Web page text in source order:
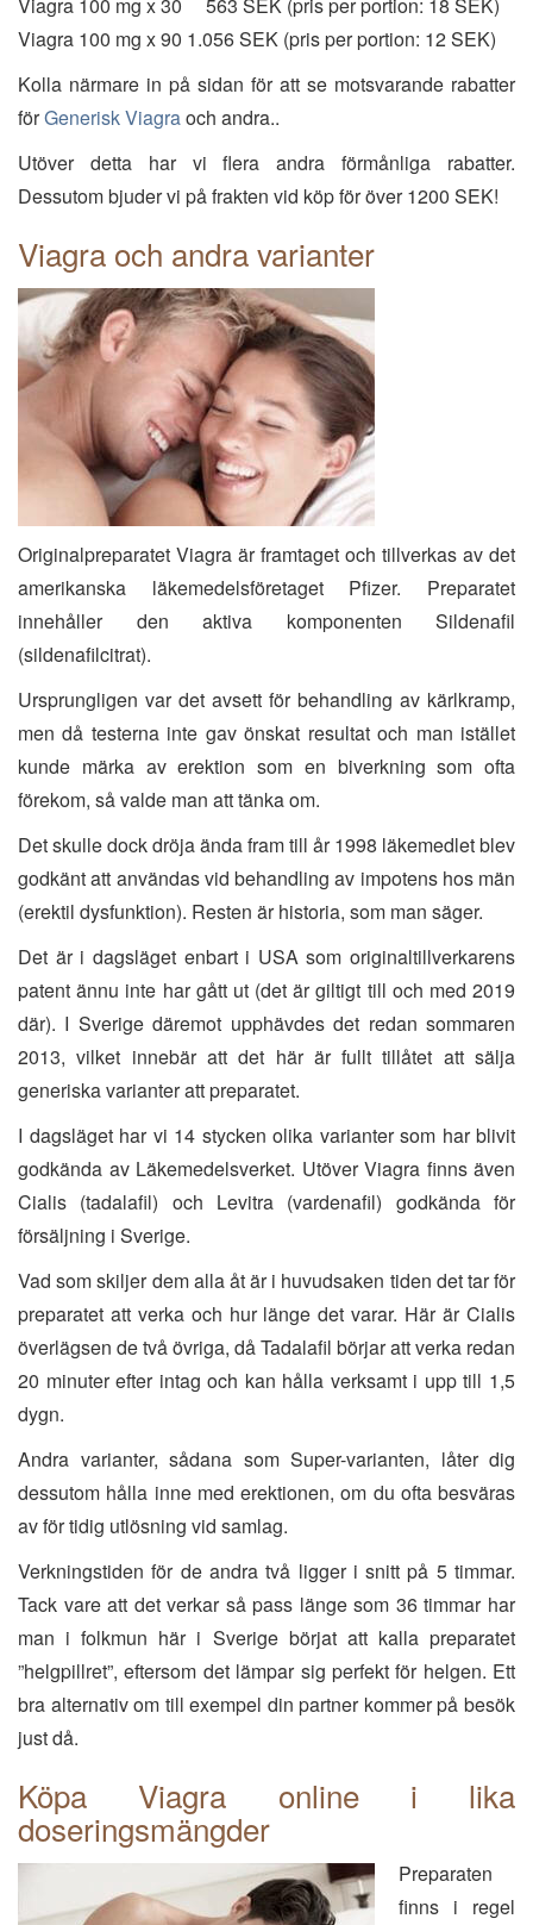
Viagra 100 mg x 90 1.056 SEK (pris per portion: 12 SEK)
Kolla närmare in på sidan för att se motsvarande rabatter
förGenerisk Viagraoch andra..
Utöver detta har vi flera andra förmånliga rabatter.
Dessutom bjuder vi på frakten vid köp för över 1200 SEK!
Viagra och andra varianter
Originalpreparatet Viagra är framtaget och tillverkas av det
amerikanska läkemedelsföretaget Pfizer. Preparatet
innehåller den aktiva komponenten Sildenafil
(sildenafilcitrat).
Ursprungligen var det avsett för behandling av kärlkramp,
men då testerna inte gav önskat resultat och man istället
kunde märka av erektion som en biverkning som ofta
förekom, så valde man att tänka om.
Det skulle dock dröja ända fram till år 1998 läkemedlet blev
godkänt att användas vid behandling av impotens hos män
(erektil dysfunktion). Resten är historia, som man säger.
Det är i dagsläget enbart i USA som originaltillverkarens
patent ännu inte har gått ut (det är giltigt till och med 2019
där). I Sverige däremot upphävdes det redan sommaren
2013, vilket innebär att det här är fullt tillåtet att sälja
generiska varianter att preparatet.
I dagsläget har vi 14 stycken olika varianter som har blivit
godkända av Läkemedelsverket. Utöver Viagra finns även
Cialis (tadalafil) och Levitra (vardenafil) godkända för
försäljning i Sverige.
Vad som skiljer dem alla åt är i huvudsaken tiden det tar för
preparatet att verka och hur länge det varar. Här är Cialis
överlägsen de två övriga, då Tadalafil börjar att verka redan
20 minuter efter intag och kan hålla verksamt i upp till 1,5
dygn.
Andra varianter, sådana som Super-varianten, låter dig
dessutom hålla inne med erektionen, om du ofta besväras
av för tidig utlösning vid samlag.
Verkningstiden för de andra två ligger i snitt på 5 timmar.
Tack vare att det verkar så pass länge som 36 timmar har
man i folkmun här i Sverige börjat att kalla preparatet
”helgpillret”, eftersom det lämpar sig perfekt för helgen. Ett
bra alternativ om till exempel din partner kommer på besök
just då.
Köpa Viagra online i lika
doseringsmängder
Preparaten
finns i regel